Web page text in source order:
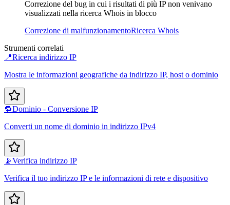
Correzione del bug in cui i risultati di più IP non venivano
visualizzati nella ricerca Whois in blocco
Correzione di malfunzionamentoRicerca Whois
Strumenti correlati
📍Ricerca indirizzo IP
Mostra le informazioni geografiche da indirizzo IP, host o dominio
🔁Dominio - Conversione IP
Converti un nome di dominio in indirizzo IPv4
📡Verifica indirizzo IP
Verifica il tuo indirizzo IP e le informazioni di rete e dispositivo